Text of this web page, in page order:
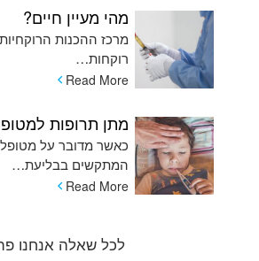
מהי מעיין חיים?
מרכז ההכנות
רוקחות…
Read More
כאשר מדובר על
המתקשים בבליעת…
Read More
לכל שאלה אנחנו